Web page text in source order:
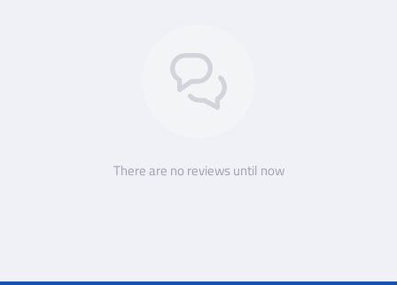
There are no reviews until now